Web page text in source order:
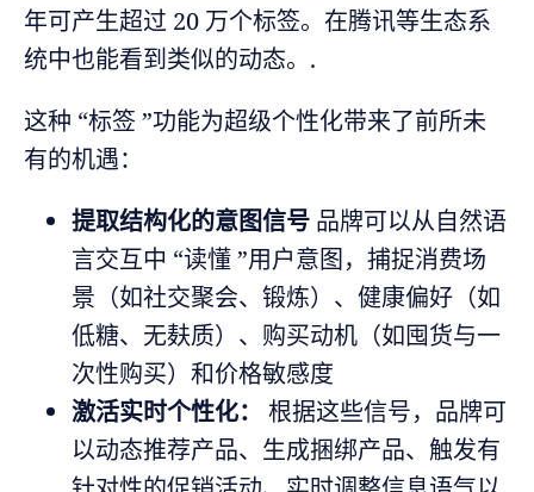
年可产生超过 20 万个标签。在腾讯等生态系
统中也能看到类似的动态。.
这种 “标签 ”功能为超级个性化带来了前所未
有的机遇：
提取结构化的意图信号 品牌可以从自然语
言交互中 “读懂 ”用户意图，捕捉消费场
景（如社交聚会、锻炼）、健康偏好（如
低糖、无麸质）、购买动机（如囤货与一
次性购买）和价格敏感度
激活实时个性化：
根据这些信号，品牌可
以动态推荐产品、生成捆绑产品、触发有